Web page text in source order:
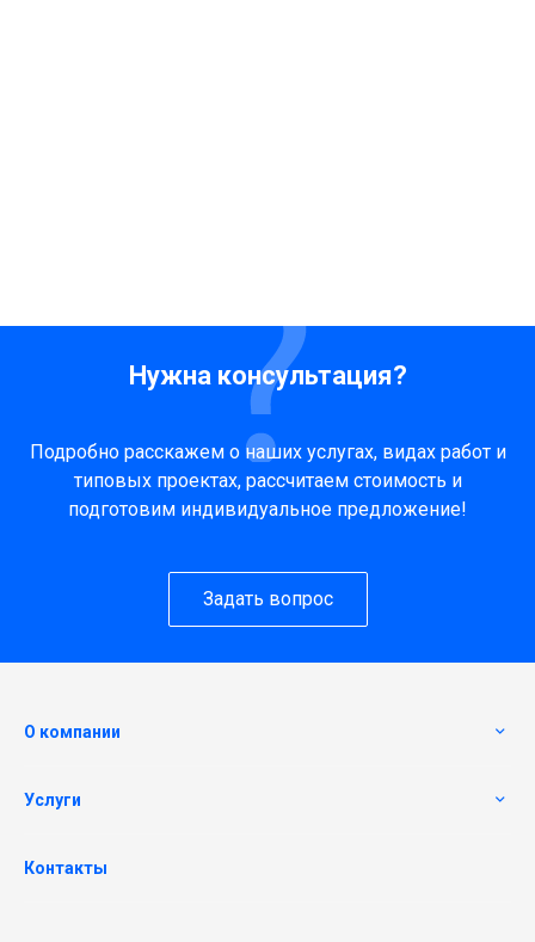
Нужна консультация?
Подробно расскажем о наших услугах, видах работ и
типовых проектах, рассчитаем стоимость и
подготовим индивидуальное предложение!
Задать вопрос
О компании
Услуги
Контакты